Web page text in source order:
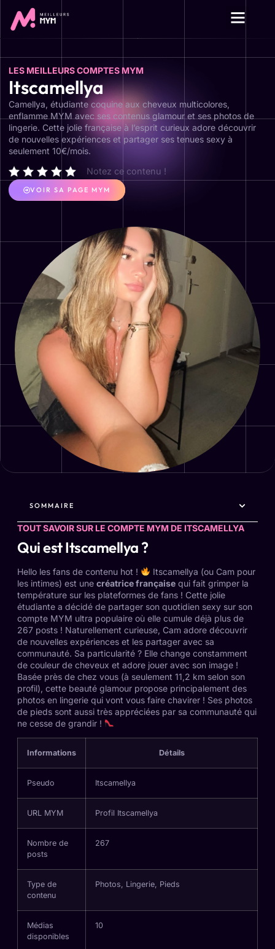
LES MEILLEURS COMPTES MYM
Itscamellya
Camellya, étudiante coquine aux cheveux multicolores,
enflamme MYM avec ses contenus glamour et ses photos de
lingerie. Cette jolie française à l’esprit curieux adore découvrir
de nouvelles expériences et partager ses tenues sexy à
seulement 10€/mois.
Notez ce contenu !
VOIR SA PAGE MYM
SOMMAIRE
TOUT SAVOIR SUR LE COMPTE MYM DE ITSCAMELLYA
Qui est Itscamellya ?
Hello les fans de contenu hot !
Itscamellya (ou Cam pour
les intimes) est une créatrice française qui fait grimper la
température sur les plateformes de fans ! Cette jolie
étudiante a décidé de partager son quotidien sexy sur son
compte MYM ultra populaire où elle cumule déjà plus de
267 posts ! Naturellement curieuse, Cam adore découvrir
de nouvelles expériences et les partager avec sa
communauté. Sa particularité ? Elle change constamment
de couleur de cheveux et adore jouer avec son image !
Basée près de chez vous (à seulement 11,2 km selon son
profil), cette beauté glamour propose principalement des
photos en lingerie qui vont vous faire chavirer ! Ses photos
de pieds sont aussi très appréciées par sa communauté qui
ne cesse de grandir !
Informations Détails
Pseudo Itscamellya
URL MYM Profil Itscamellya
Nombre de
posts
267
Type de
contenu
Photos, Lingerie, Pieds
Médias
disponibles
10